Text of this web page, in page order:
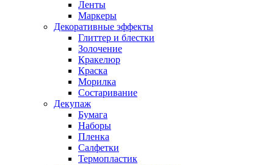
Ленты
Маркеры
Декоративные эффекты
Глиттер и блестки
Золочение
Кракелюр
Краска
Морилка
Состаривание
Декупаж
Бумага
Наборы
Пленка
Салфетки
Термопластик